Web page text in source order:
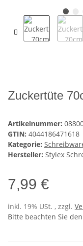
Zuckertüte
Artikelnummer:
GTIN: 4044186471618
Kategorie:
Hersteller: Stylex
7,99 €
inkl. 19% USt. , zzgl.
Bitte beachten Sie